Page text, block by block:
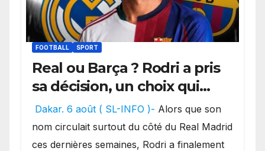
FOOTBALL SPORT
Real ou Barça ? Rodri a pris
sa décision, un choix qui
pourrait faire grand bruit
sur le marché des
transferts.
Dakar. 6 août ( SL-INFO )- Alors que son
nom circulait surtout du côté du Real Madrid
ces dernières semaines, Rodri a finalement